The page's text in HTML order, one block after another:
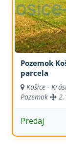
Pozemok
parcela
Košice -
Pozemok
Predaj